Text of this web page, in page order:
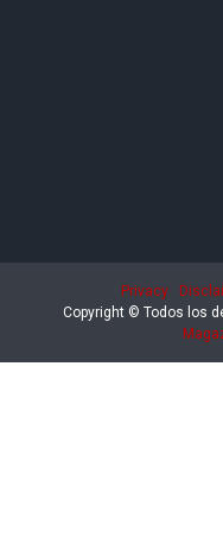
Privacy
Copyright © Todos los